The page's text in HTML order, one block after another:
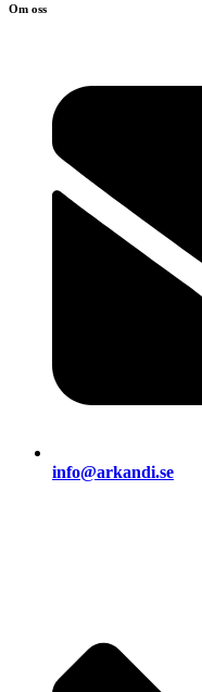
Om oss
info@arkandi.se